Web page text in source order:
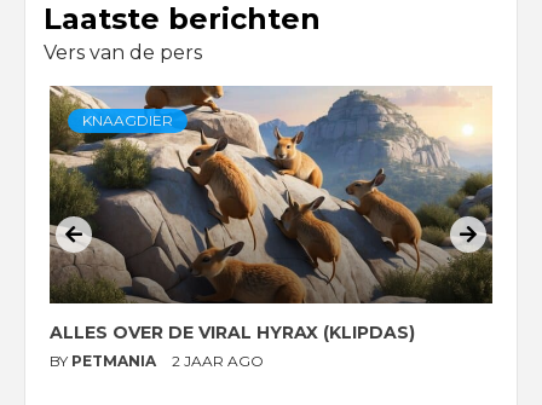
Laatste berichten
Vers van de pers
KNAAGDIER
ALLES OVER DE VIRAL HYRAX (KLIPDAS)
BY PETMANIA 2 JAAR AGO